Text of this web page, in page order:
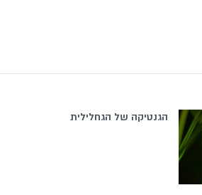
הגנטיקה של הגחלילית